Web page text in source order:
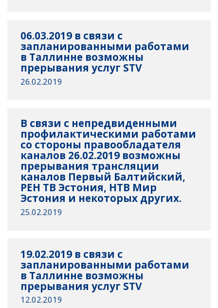
06.03.2019 в связи с
запланированными работами
в Таллинне возможны
прерывания услуг STV
26.02.2019
В связи с непредвиденными
профилактическими работами
со стороны правообладателя
каналов 26.02.2019 возможны
прерывания трансляции
каналов Первый Балтийский,
РЕН ТВ Эстония, НТВ Мир
Эстония и некоторых других.
25.02.2019
19.02.2019 в связи с
запланированными работами
в Таллинне возможны
прерывания услуг STV
12.02.2019